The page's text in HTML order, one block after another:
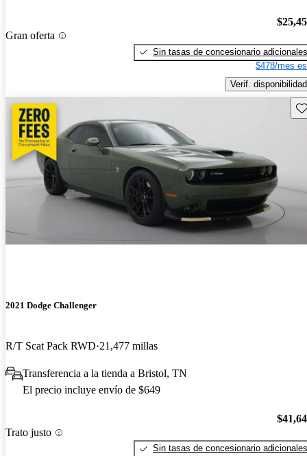
Gran oferta
Sin tasas de concesionario adicionales
$478/mes
Verif. disponibilidad
2021 Dodge Challenger
R/T Scat Pack RWD 21,477 millas
Transferencia a la tienda a Bristol, TN
El precio incluye envío de $649
Trato justo
Sin tasas de concesionario adicionales